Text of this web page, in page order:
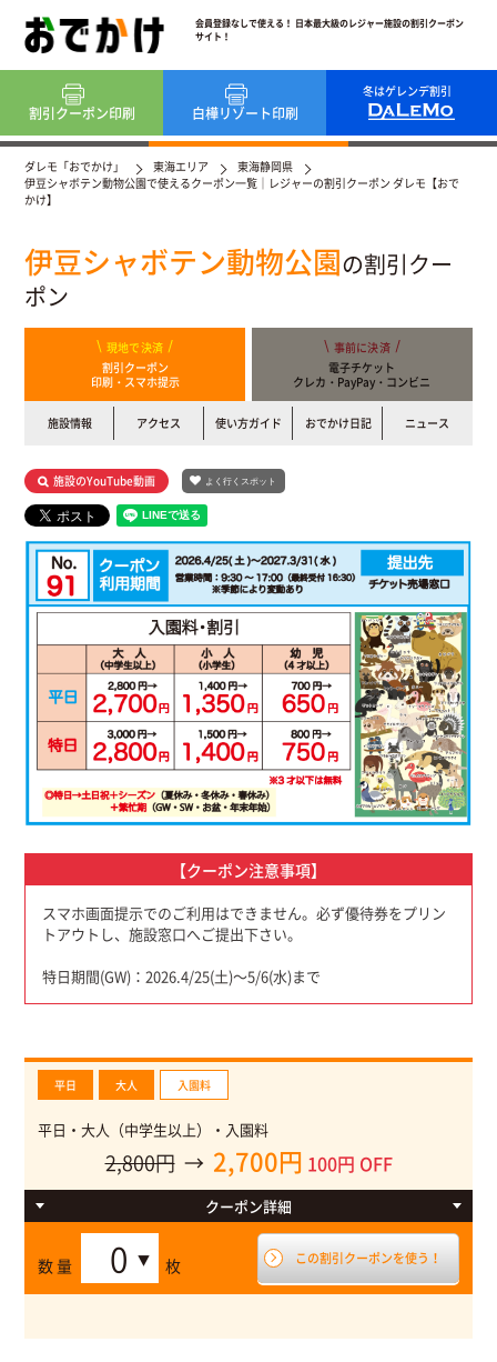
会員登録なしで使える！ 日本最大級のレジャー施設の割引クーポン
サイト！
冬はゲレンデ割引
割引クーポン印刷 白樺リゾート印刷
ダレモ「おでかけ」 東海エリア
東海静岡県
伊豆シャボテン動物公園で使えるクーポン一覧｜レジャーの割引クーポン ダレモ【おで
かけ】
伊豆シャボテン動物公園の割引クー
ポン
現地で決済
割引クーポン
印刷・スマホ提示
事前に決済
電子チケット
クレカ・PayPay・コンビニ
施設情報 アクセス 使い方ガイド おでかけ日記 ニュース
施設のYouTube動画 よく行くスポット
【クーポン注意事項】
スマホ画面提示でのご利用はできません。必ず優待券をプリン
トアウトし、施設窓口へご提出下さい。
特日期間(GW)：2026.4/25(土)〜5/6(水)まで
平日 大人 入園料
平日・大人（中学生以上）・入園料
2,800円→ 2,700円 100円 OFF
クーポン詳細
平日・入園料 通常大人（中学生以上）2,800円
数 量 枚 この割引クーポンを使う！